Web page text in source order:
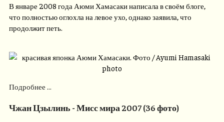
В январе 2008 года Аюми Хамасаки написала в своём блоге,
что полностью оглохла на левое ухо, однако заявила, что
продолжит петь.
Подробнее ...
Чжан Цзылинь - Мисс мира 2007 (36 фото)